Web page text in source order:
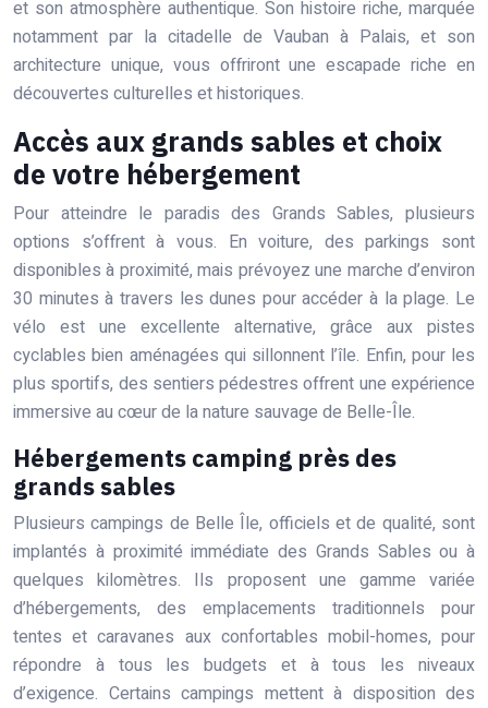
et son atmosphère authentique. Son histoire riche, marquée
notamment par la citadelle de Vauban à Palais, et son
architecture unique, vous offriront une escapade riche en
découvertes culturelles et historiques.
Accès aux grands sables et choix
de votre hébergement
Pour atteindre le paradis des Grands Sables, plusieurs
options s’offrent à vous. En voiture, des parkings sont
disponibles à proximité, mais prévoyez une marche d’environ
30 minutes à travers les dunes pour accéder à la plage. Le
vélo est une excellente alternative, grâce aux pistes
cyclables bien aménagées qui sillonnent l’île. Enfin, pour les
plus sportifs, des sentiers pédestres offrent une expérience
immersive au cœur de la nature sauvage de Belle-Île.
Hébergements camping près des
grands sables
Plusieurs campings de Belle Île, officiels et de qualité, sont
implantés à proximité immédiate des Grands Sables ou à
quelques kilomètres. Ils proposent une gamme variée
d’hébergements, des emplacements traditionnels pour
tentes et caravanes aux confortables mobil-homes, pour
répondre à tous les budgets et à tous les niveaux
d’exigence. Certains campings mettent à disposition des